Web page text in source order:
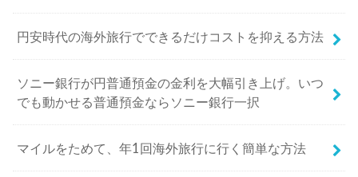
円安時代の海外旅行でできるだけコストを抑える方法
ソニー銀行が円普通預金の金利を大幅引き上げ。いつ
でも動かせる普通預金ならソニー銀行一択
マイルをためて、年1回海外旅行に行く簡単な方法